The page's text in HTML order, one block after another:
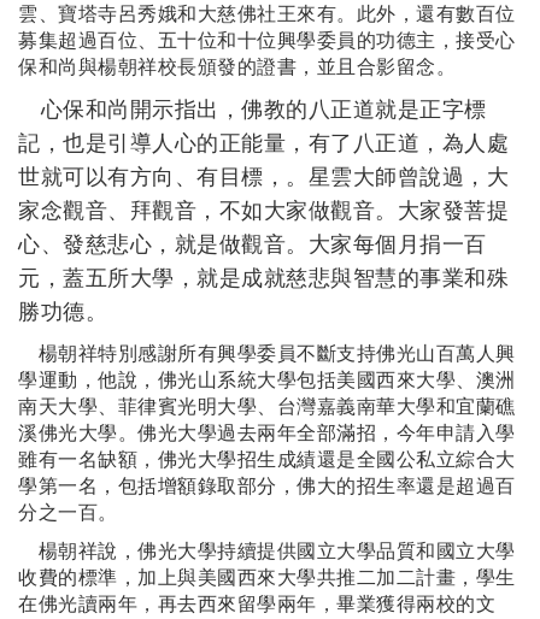
雲、寶塔寺呂秀娥和大慈佛社王來有。此外，還有數百位
募集超過百位、五十位和十位興學委員的功德主，接受心
保和尚與楊朝祥校長頒發的證書，並且合影留念。
心保和尚開示指出，佛教的八正道就是正字標
記，也是引導人心的正能量，有了八正道，為人處
世就可以有方向 、 有目標，。星雲大師曾說過，大
家念觀音、 拜觀音，不如大家做觀音。大家發菩提
心、 發慈悲心，就是做觀音。大家每個月捐一百
元，蓋五所大學，就是成就慈悲與智慧的事業和殊
勝功德。
楊朝祥特別感謝所有興學委員不斷支持佛光山百萬人興
學運動，他說，佛光山系統大學包括美國西來大學、澳洲
南天大學、菲律賓光明大學、台灣嘉義南華大學和宜蘭礁
溪佛光大學。佛光大學過去兩年全部滿招，今年申請入學
雖有一名缺額，佛光大學招生成績還是全國公私立綜合大
學第一名，包括增額錄取部分，佛大的招生率還是超過百
分之一百。
楊朝祥說，佛光大學持續提供國立大學品質和國立大學
收費的標準，加上與美國西來大學共推二加二計畫，學生
在佛光讀兩年，再去西來留學兩年，畢業獲得兩校的文